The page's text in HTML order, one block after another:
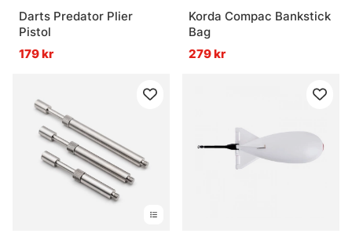
Darts Predator Plier
Pistol
179 kr
Korda Compac Bankstick
Bag
279 kr